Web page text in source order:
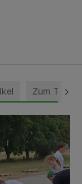
Zum Thema
zum Festzelt